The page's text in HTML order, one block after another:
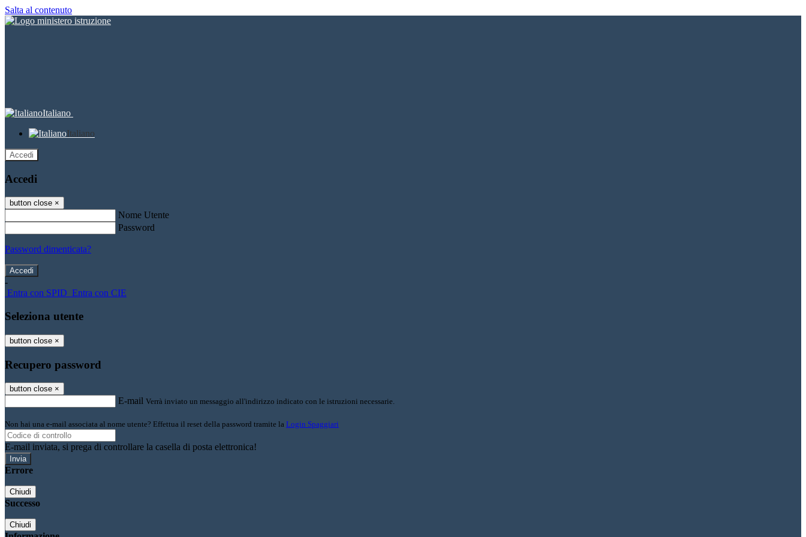
Salta al contenuto
Italiano
Italiano
Accedi
Accedi
button close ×
Nome Utente
Password
Password dimenticata?
-
Entra con SPID Entra con CIE
Seleziona utente
button close ×
Recupero password
button close ×
E-mail Verrà inviato un messaggio all'indirizzo indicato con le istruzioni necessarie.
Non hai una e-mail associata al nome utente? Effettua il reset della password tramite la Login Spaggiari
E-mail inviata, si prega di controllare la casella di posta elettronica!
Errore
Chiudi
Successo
Chiudi